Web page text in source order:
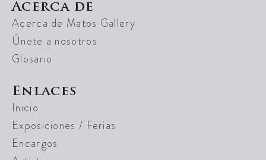
Acerca de
Acerca de Matos Gallery
Únete a nosotros
Glosario
Enlaces
Inicio
Exposiciones / Ferias
Encargos